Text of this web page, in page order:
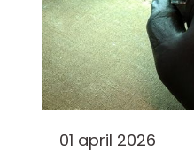
01 april 2026